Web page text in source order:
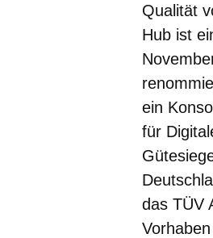
Qualität
Hub ist
ein
für
das TÜV